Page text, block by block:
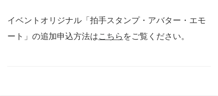
イベントオリジナル「拍手スタンプ・アバター・エモ
ート」の追加申込方法はこちら をご覧ください。